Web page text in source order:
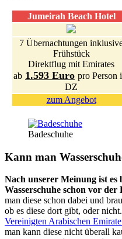
Jumeirah Beach Hotel
7 Übernachtungen
Frühstück
Direktflug mit Emirates
ab 1.593 Euro pro Person
DZ
zum Angebot
Badeschuhe
Kann man
Nach unserer Meinung ist es
Wasserschuhe schon vor der
man diese schon dabei und
ob es diese dort gibt, oder
Vereinigten Arabischen
man kann diese nicht überall